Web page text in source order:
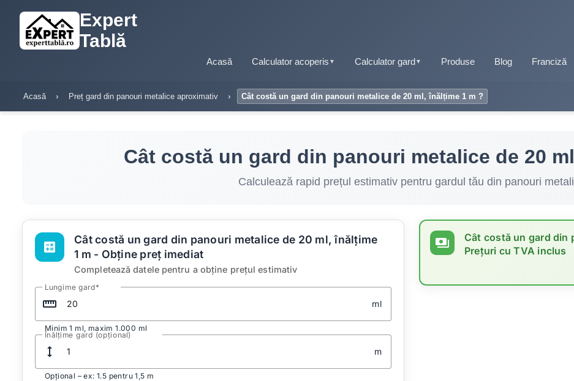
Expert
Tablă
Acasă Calculator acoperis ▼ Calculator gard ▼ Produse Blog Franciză
Acasă Preț gard din panouri metalice aproximativ Cât costă un gard din panouri metalice de 20 ml, înălțime 1 m ?
Cât costă un gard din panouri metalice de 20
Calculează rapid prețul estimativ pentru gardul tău din panouri
calculate
Cât costă un gard din panouri metalice de 20 ml, înălțime
1 m - Obține preț imediat
Completează datele pentru a obține prețul estimativ
Lungime gard
straighten ml
Minim 1 ml, maxim 1.000 ml
Înălțime gard (opțional)
height m
Opțional – ex: 1.5 pentru 1,5 m
payments Cât costă un gard din
Prețuri cu TVA inclus